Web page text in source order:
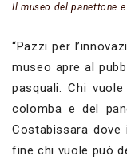
Il museo del panettone
“Pazzi per
museo apre al
pasquali. Chi
colomba e del
Costabissara
fine chi vuole può